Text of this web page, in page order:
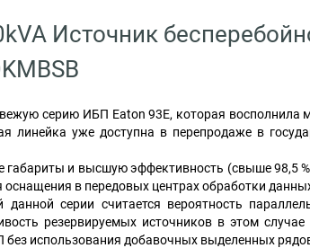
Источник
серию ИБП Eaton 93Е, которая
линейка уже доступна в перепродаже в
габариты и высшую эффективность (свыше 98,5
оснащения в передовых центрах обработки
серии считается вероятность
резервируемых источников в этом
без использования добавочных выделенных